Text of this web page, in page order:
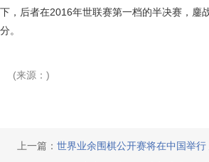
下，后者在2016年世联赛第一档的半决赛，鏖
分。
(来源：)
上一篇： 世界业余围棋公开赛将在中国举行